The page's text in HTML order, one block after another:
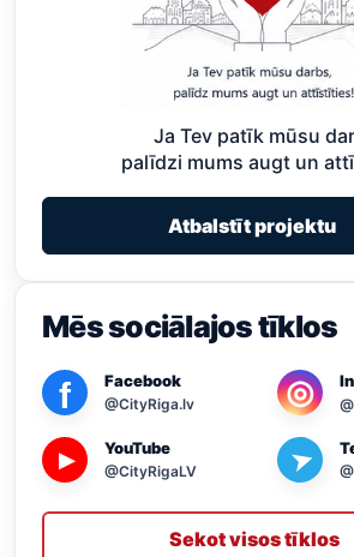
Ja Tev patīk mūsu
palīdzi mums augt un
Atbalstīt projektu
Mēs sociālajos tīklos
f Facebook
@CityRiga.lv ◎
▶
YouTube
@CityRigaLV ➤
Sekot visos tīklos